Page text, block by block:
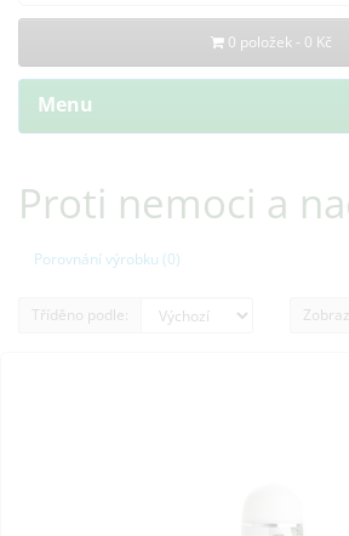
0 položek - 0 Kč
Menu
Proti nemoci a
Porovnání výrobku (0)
Tříděno podle: